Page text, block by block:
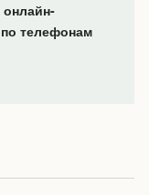
по телефонам